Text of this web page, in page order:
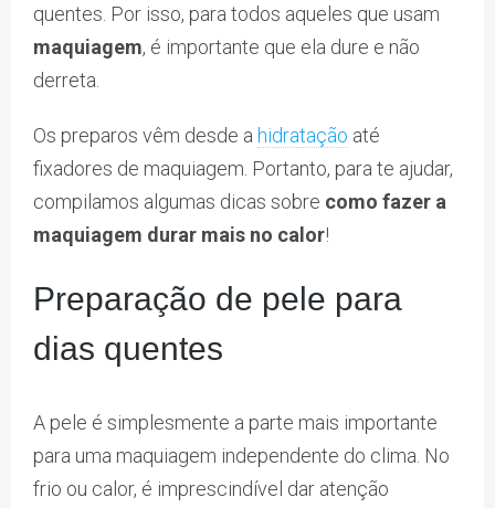
quentes. Por isso, para todos aqueles que usam
maquiagem, é importante que ela dure e não
derreta.
Os preparos vêm desde a hidratação até
fixadores de maquiagem. Portanto, para te ajudar,
compilamos algumas dicas sobre como fazer a
maquiagem durar mais no calor!
Preparação de pele para
dias quentes
A pele é simplesmente a parte mais importante
para uma maquiagem independente do clima. No
frio ou calor, é imprescindível dar atenção